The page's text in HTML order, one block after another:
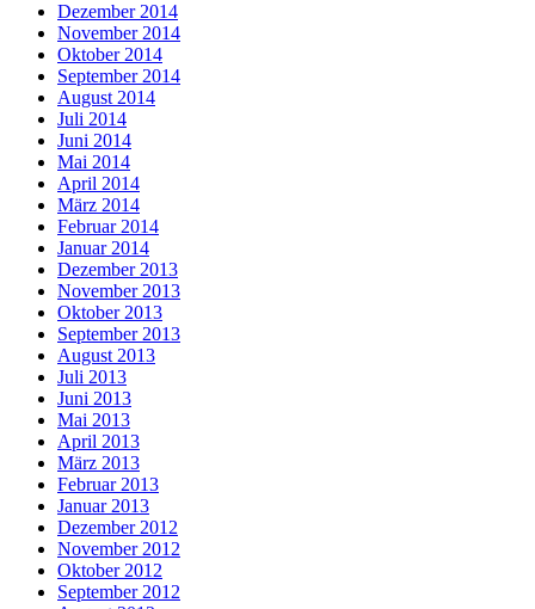
Dezember 2014
November 2014
Oktober 2014
September 2014
August 2014
Juli 2014
Juni 2014
Mai 2014
April 2014
März 2014
Februar 2014
Januar 2014
Dezember 2013
November 2013
Oktober 2013
September 2013
August 2013
Juli 2013
Juni 2013
Mai 2013
April 2013
März 2013
Februar 2013
Januar 2013
Dezember 2012
November 2012
Oktober 2012
September 2012